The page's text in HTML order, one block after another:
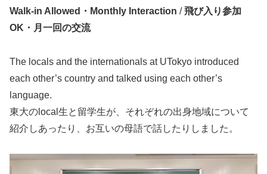
Walk-in Allowed・Monthly Interaction /飛び入り参加
OK・月一回の交流
The locals and the internationals at UTokyo introduced
each other’s country and talked using each other’s
language.
東大のlocal生と留学生が、それぞれの出身地域について
紹介しあったり、お互いの母語で話したりしました。